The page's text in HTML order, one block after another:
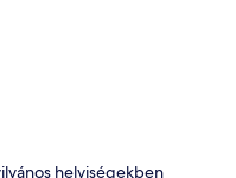
helyiségekben